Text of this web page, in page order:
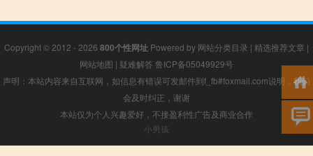
Copyright © 2012 - 2026 800个性网址 Powered by 网站分类目录 | 精选推荐文章 |
网站地图 | 疑难解答 鲁ICP备05049929号
声明：本站内容来自互联网，如信息有错误可发邮件到f_fb#foxmail.com说明，我们
会及时纠正，谢谢
本站仅为个人兴趣爱好，不接盈利性广告及商业合作
小男孩